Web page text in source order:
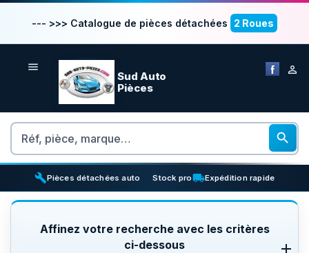
--- >>> Catalogue de pièces détachées 2 Roues
 
Sud Auto
Pièces
Rechercher

buildPièces détachées auto inventory_2
Stock prolocal_shippingExpédition rapide
Affinez votre recherche avec les critères
ci-dessous